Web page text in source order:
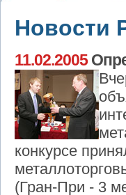
Новости
11.02.2005
конкурсе
(Гран-При - 3